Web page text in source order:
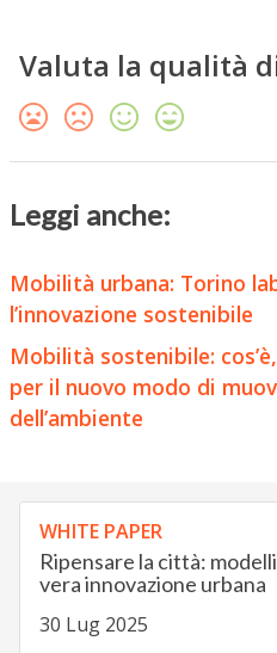
Valuta la qualità
Leggi anche:
Mobilità urbana: Torino
l’innovazione sostenibile
Mobilità sostenibile:
per il nuovo modo di
dell’ambiente
WHITE PAPER
Ripensare la città:
vera innovazione urbana
30 Lug 2025